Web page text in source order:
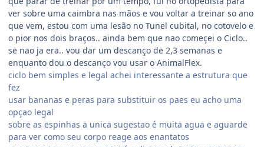
ver sobre uma caimbra nas mãos e vou voltar a treinar so ano
que vem, estou com uma lesão no Tunel cubital, no cotovelo e
o pior nos dois braços.. ainda bem que nao começei o Ciclo..
se nao ja era.. vou dar um descanço de 2,3 semanas e
enquanto dou o descanço vou usar o AnimalFlex.
ciclo bem simples e legal achei interessante a estrutura que
fez
usar bananas e peras para substituir os paes eu acho uma
opçao legal
sobre as espinhas a unica sugestao é muita agua e aguarde
para ver como seu corpo reage aos enantatos